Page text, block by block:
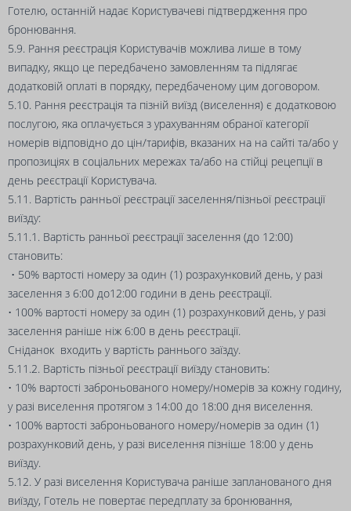
Готелю, останній надає Користувачеві підтвердження про
бронювання.
5.9. Рання реєстрація Користувачів можлива лише в тому
випадку, якщо це передбачено замовленням та підлягає
додатковій оплаті в порядку, передбаченому цим договором.
5.10. Рання реєстрація та пізній виїзд (виселення) є додатковою
послугою, яка оплачується з урахуванням обраної категорії
номерів відповідно до цін/тарифів, вказаних на на сайті та/або у
пропозиціях в соціальних мережах та/або на стійці рецепції в
день реєстрації Користувача.
5.11. Вартість ранньої реєстрації заселення/пізньої реєстрації
виїзду:
5.11.1. Вартість ранньої реєстрації заселення (до 12:00)
становить:
• 50% вартості номеру за один (1) розрахунковий день, у разі
заселення з 6:00 до12:00 години в день реєстрації.
• 100% вартості номеру за один (1) розрахунковий день, у разі
заселення раніше ніж 6:00 в день реєстрації.
Сніданок входить у вартість раннього заїзду.
5.11.2. Вартість пізньої реєстрації виїзду становить:
• 10% вартості заброньованого номеру/номерів за кожну годину,
у разі виселення протягом з 14:00 до 18:00 дня виселення.
• 100% вартості заброньованого номеру/номерів за один (1)
розрахунковий день, у разі виселення пізніше 18:00 у день
виїзду.
5.12. У разі виселення Користувача раніше запланованого дня
виїзду, Готель не повертає передплату за бронювання,